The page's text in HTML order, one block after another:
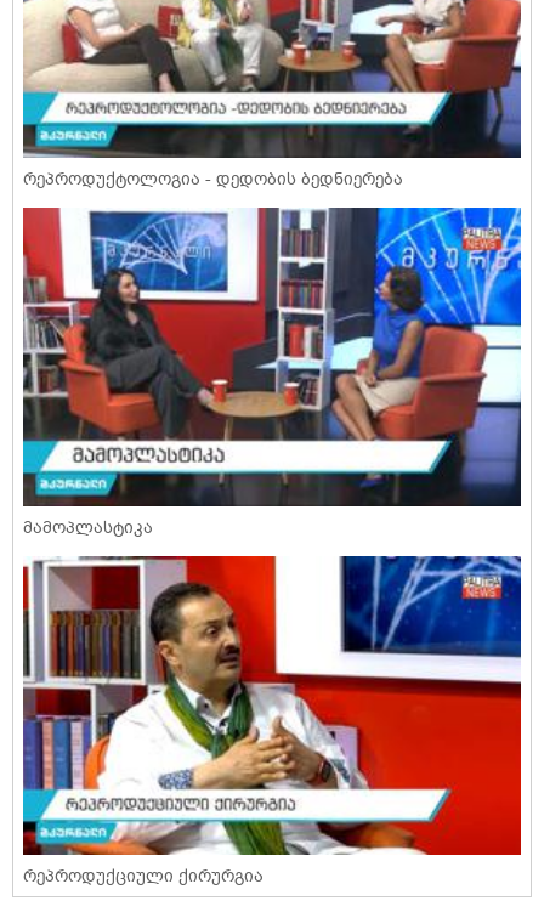
რეპროდუქტოლოგია - დედობის ბედნიერება
მამოპლასტიკა
რეპროდუქციული ქირურგია